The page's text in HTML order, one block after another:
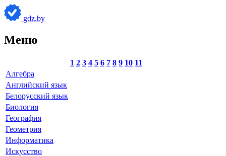
gdz.by
Меню
1 2 3 4 5 6 7 8 9 10 11
Алгебра
Английский язык
Белорусский язык
Биология
География
Геометрия
Информатика
Искусство